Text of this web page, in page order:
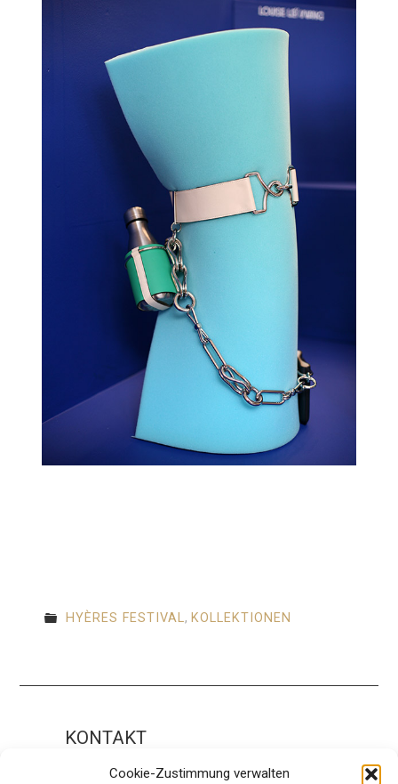
Cookie-Zustimmung verwalten
HYÈRES FESTIVAL, KOLLEKTIONEN
KONTAKT
Impressum